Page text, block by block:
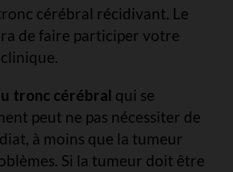
cérébral récidivant. Le
de faire participer votre
tronc cérébral qui se
peut ne pas nécessiter de
à moins que la tumeur
Si la tumeur doit être